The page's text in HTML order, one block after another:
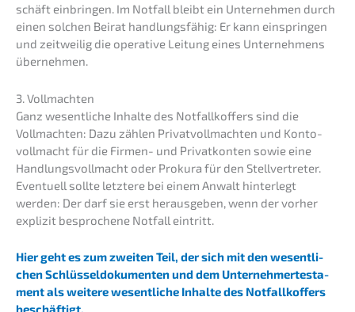
schäft einbrin­gen. Im Notfall bleibt ein Unter­neh­men durch
einen solchen Beirat handlungs­fä­hig: Er kann einsprin­gen
und zeitwei­lig die opera­ti­ve Leitung eines Unter­neh­mens
übernehmen.
3. Vollmach­ten
Ganz wesent­li­che Inhal­te des Notfall­kof­fers sind die
Vollmach­ten: Dazu zählen Privat­voll­mach­ten und Konto­
voll­macht für die Firmen- und Privat­kon­ten sowie eine
Handlungs­voll­macht oder Proku­ra für den Stell­ver­tre­ter.
Eventu­ell sollte letzte­re bei einem Anwalt hinter­legt
werden: Der darf sie erst heraus­ge­ben, wenn der vorher
expli­zit bespro­che­ne Notfall eintritt.
Hier geht es zum zweiten Teil, der sich mit den wesent­li­
chen Schlüs­sel­do­ku­men­ten und dem Unter­neh­mer­te­s­ta­
ment als weite­re wesent­li­che Inhal­te des Notfall­kof­fers
beschäftigt.